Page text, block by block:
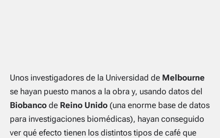
Unos investigadores de la Universidad de Melbourne
se hayan puesto manos a la obra y, usando datos del
Biobanco de Reino Unido (una enorme base de datos
para investigaciones biomédicas), hayan conseguido
ver qué efecto tienen los distintos tipos de café que